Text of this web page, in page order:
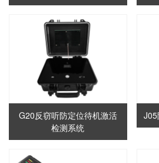
G20反窃听防定位待机激活
检测系统